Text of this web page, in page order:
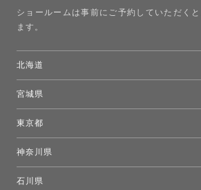
ショールームは事前にご予約していただく
ます。
北海道
宮城県
東京都
モーイ東京
神奈川県
石川県